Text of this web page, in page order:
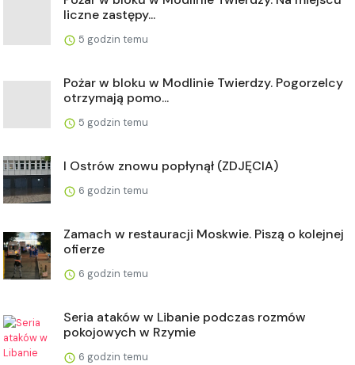
liczne zastępy...
5 godzin temu
Pożar w bloku w Modlinie Twierdzy. Pogorzelcy
otrzymają pomo...
5 godzin temu
I Ostrów znowu popłynął (ZDJĘCIA)
6 godzin temu
Zamach w restauracji Moskwie. Piszą o kolejnej
ofierze
6 godzin temu
Seria ataków w Libanie podczas rozmów
pokojowych w Rzymie
6 godzin temu